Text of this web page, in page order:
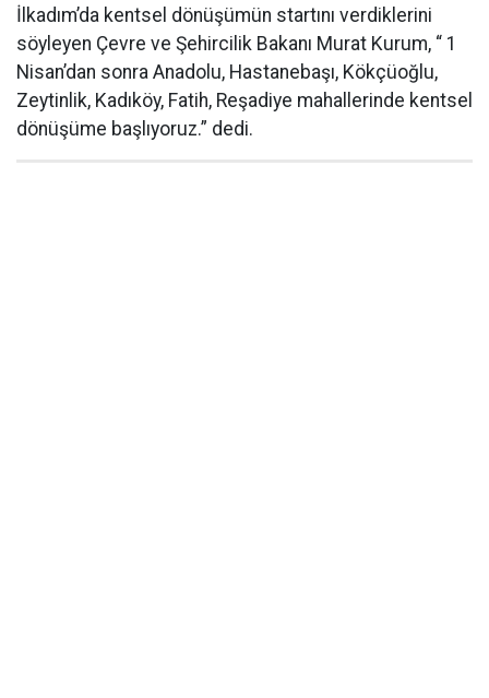
İlkadım’da kentsel dönüşümün startını verdiklerini
söyleyen Çevre ve Şehircilik Bakanı Murat Kurum, “ 1
Nisan’dan sonra Anadolu, Hastanebaşı, Kökçüoğlu,
Zeytinlik, Kadıköy, Fatih, Reşadiye mahallerinde kentsel
dönüşüme başlıyoruz.” dedi.